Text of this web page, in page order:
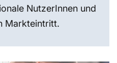
NutzerInnen und
Markteintritt.